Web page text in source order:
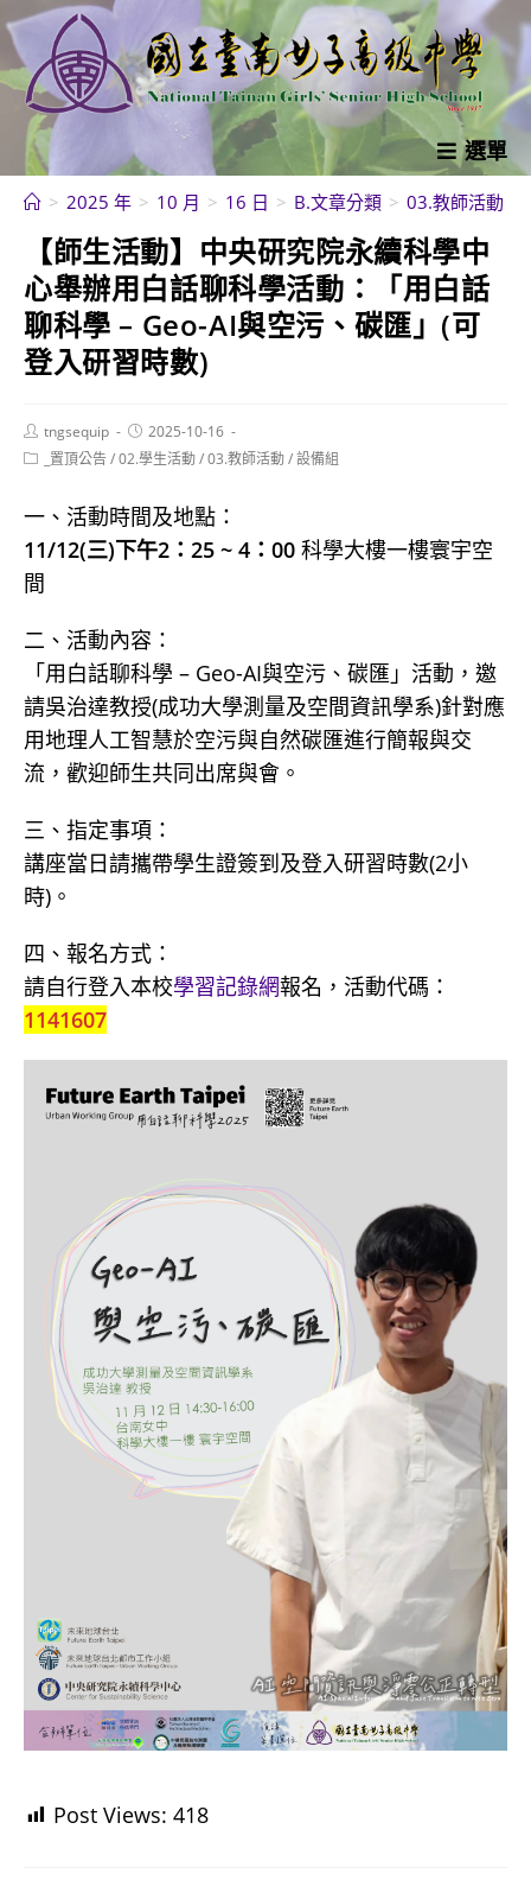
跳
轉
至
內
選單
> 2025 年 > 10 月 > 16 日 > B.文章分類 > 03.教師活動
【師生活動】中央研究院永續科學中
心舉辦用白話聊科學活動：「用白話
聊科學 – Geo-AI與空污、碳匯」(可
登入研習時數)
Post
author:
tngsequip
Post
published:
2025-10-16
Post _置頂公告/02.學生活動/03.教師活動/設備組
一、活動時間及地點：
11/12(三)下午2：25 ~ 4：00 科學大樓一樓寰宇空
間
二、活動內容：
「用白話聊科學 – Geo-AI與空污、碳匯」活動，邀
請吳治達教授(成功大學測量及空間資訊學系)針對應
用地理人工智慧於空污與自然碳匯進行簡報與交
流，歡迎師生共同出席與會。
三、指定事項：
講座當日請攜帶學生證簽到及登入研習時數(2小
時)。
四、報名方式：
請自行登入本校學習記錄網報名，活動代碼：
1141607
Post Views: 418